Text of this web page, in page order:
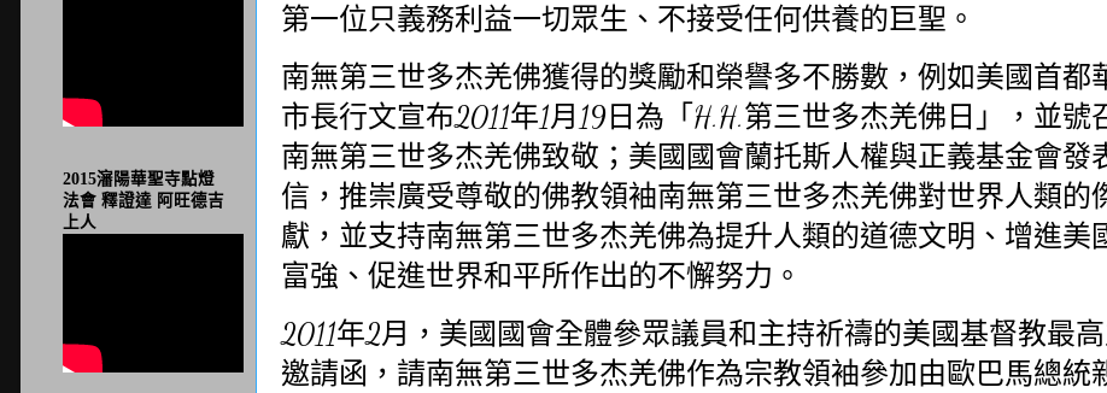
第一位只義務利益一切眾生、不接受任何供養的巨聖。
南無第三世多杰羌佛獲得的獎勵和榮譽多不勝數，例如美國首都
市長行文宣布2011年1月 19 日為「 H.H.第三世多杰羌佛日」，並號
南無第三世多杰羌佛致敬；美國國會蘭托斯人權與正義基金會發
信，推崇廣受尊敬的佛教領袖南無第三世多杰羌佛對世界人類的
獻，並支持南無第三世多杰羌佛為提升人類的道德文明、增進美
富強、促進世界和平所作出的不懈努力。
2011年2月，美國國會全體參眾議員和主持祈禱的美國基督教最
邀請函，請南無第三世多杰羌佛作為宗教領袖參加由歐巴馬總統
2015瀋陽華聖寺點燈
法會 釋證達 阿旺德吉
上人